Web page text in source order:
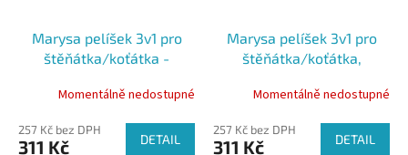
Marysa pelíšek 3v1 pro
štěňátka/koťátka -
Momentálně nedostupné
257 Kč bez DPH
311 Kč DETAIL
Marysa pelíšek 3v1 pro
štěňátka/koťátka,
Momentálně nedostupné
257 Kč bez DPH
311 Kč DETAIL